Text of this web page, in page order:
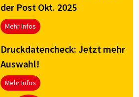
der Post Okt. 2025
Mehr Infos
Druck­da­ten­check: Jetzt mehr
Aus­wahl!
Mehr Infos